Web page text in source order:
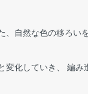
自然な色の移ろい
化していき、 編